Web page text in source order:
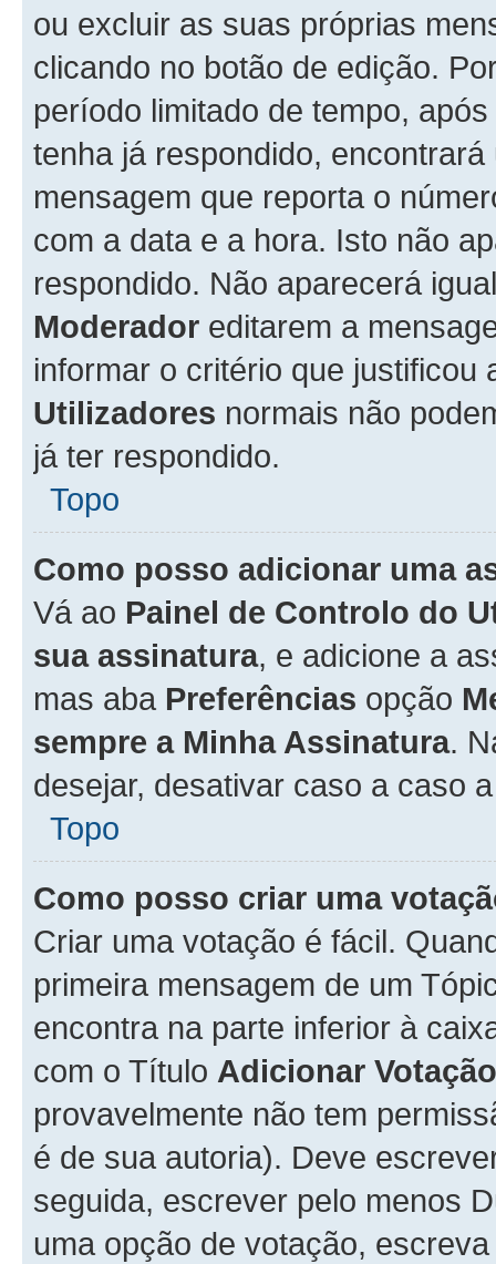
ou excluir as suas próprias
clicando no botão de edição.
período limitado de tempo,
tenha já respondido,
mensagem que reporta o
com a data e a hora. Isto não
respondido. Não aparecerá
Moderador editarem a
informar o critério que
Utilizadores normais não
já ter respondido.
Topo
Como posso adicionar uma
Vá ao Painel de Controlo do
sua assinatura, e adicione a
mas aba Preferências opção
sempre a Minha Assinatura.
desejar, desativar caso a caso
Topo
Como posso criar uma
Criar uma votação é fácil.
primeira mensagem de um
encontra na parte inferior à
com o Título Adicionar Votação
provavelmente não tem
é de sua autoria). Deve
seguida, escrever pelo menos
uma opção de votação,